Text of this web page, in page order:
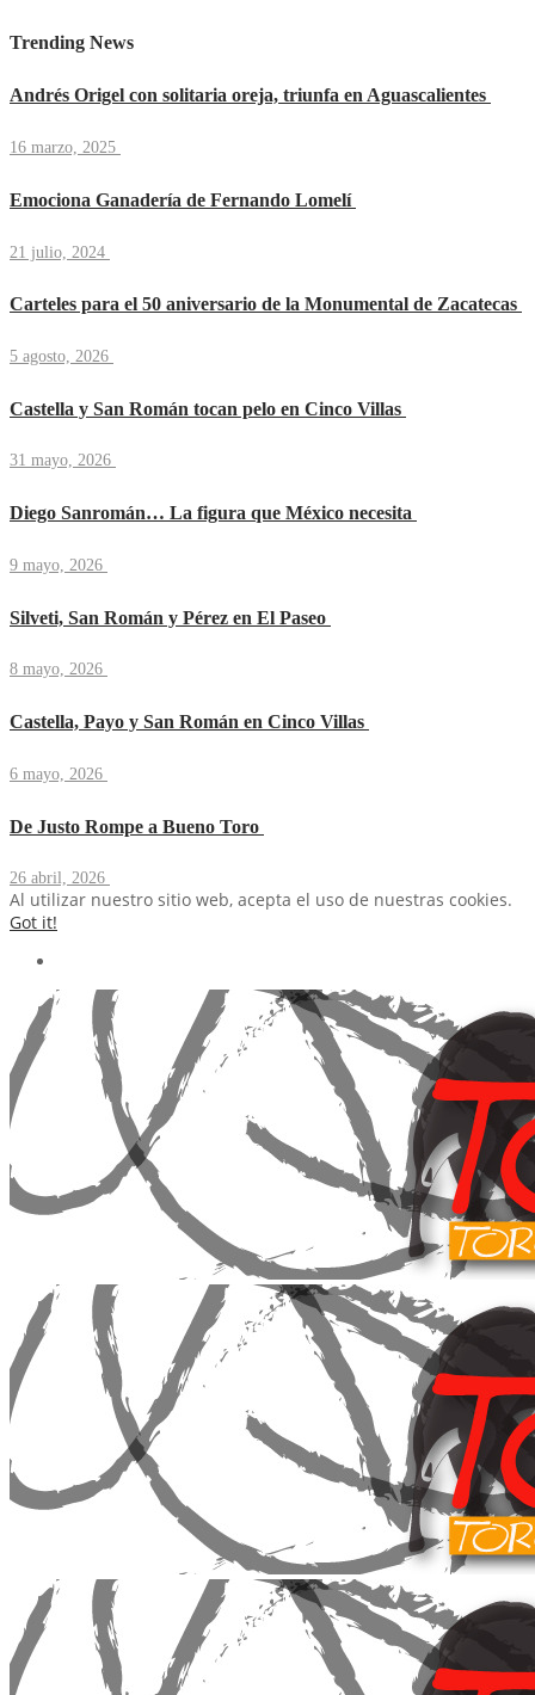
Trending News
Andrés Origel con solitaria oreja, triunfa en Aguascalientes
16 marzo, 2025
Emociona Ganadería de Fernando Lomelí
21 julio, 2024
Carteles para el 50 aniversario de la Monumental de Zacatecas
5 agosto, 2026
Castella y San Román tocan pelo en Cinco Villas
31 mayo, 2026
Diego Sanromán… La figura que México necesita
9 mayo, 2026
Silveti, San Román y Pérez en El Paseo
8 mayo, 2026
Castella, Payo y San Román en Cinco Villas
6 mayo, 2026
De Justo Rompe a Bueno Toro
26 abril, 2026
Al utilizar nuestro sitio web, acepta el uso de nuestras cookies.
Got it!